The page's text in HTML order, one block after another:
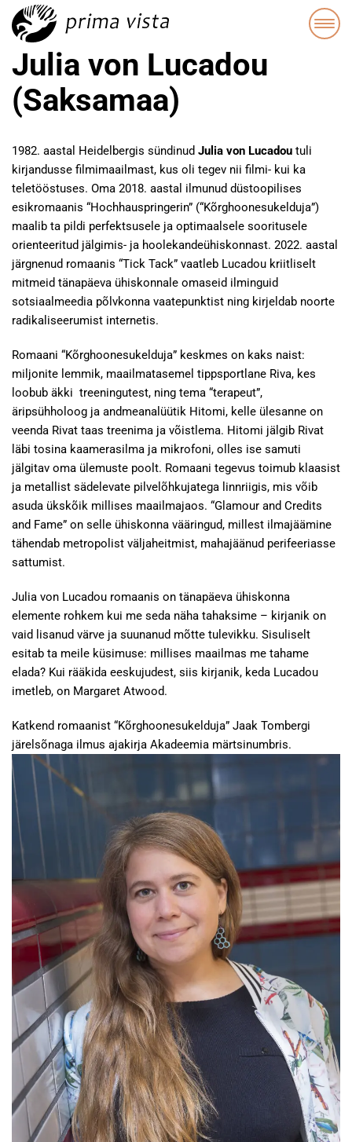
Julia von Lucadou
(Saksamaa)
1982. aastal Heidelbergis sündinud Julia von Lucadou tuli
kirjandusse filmimaailmast, kus oli tegev nii filmi- kui ka
teletööstuses. Oma 2018. aastal ilmunud düstoopilises
esikromaanis “Hochhauspringerin” (“Kõrghoonesukelduja”)
maalib ta pildi perfektsusele ja optimaalsele sooritusele
orienteeritud jälgimis- ja hoolekandeühiskonnast. 2022. aastal
järgnenud romaanis “Tick Tack” vaatleb Lucadou kriitliselt
mitmeid tänapäeva ühiskonnale omaseid ilminguid
sotsiaalmeedia põlvkonna vaatepunktist ning kirjeldab noorte
radikaliseerumist internetis.
Romaani “Kõrghoonesukelduja” keskmes on kaks naist:
miljonite lemmik, maailmatasemel tippsportlane Riva, kes
loobub äkki treeningutest, ning tema “terapeut”,
äripsühholoog ja andmeanalüütik Hitomi, kelle ülesanne on
veenda Rivat taas treenima ja võistlema. Hitomi jälgib Rivat
läbi tosina kaamerasilma ja mikrofoni, olles ise samuti
jälgitav oma ülemuste poolt. Romaani tegevus toimub klaasist
ja metallist sädelevate pilvelõhkujatega linnriigis, mis võib
asuda ükskõik millises maailmajaos. “Glamour and Credits
and Fame” on selle ühiskonna vääringud, millest ilmajäämine
tähendab metropolist väljaheitmist, mahajäänud perifeeriasse
sattumist.
Julia von Lucadou romaanis on tänapäeva ühiskonna
elemente rohkem kui me seda näha tahaksime – kirjanik on
vaid lisanud värve ja suunanud mõtte tulevikku. Sisuliselt
esitab ta meile küsimuse: millises maailmas me tahame
elada? Kui rääkida eeskujudest, siis kirjanik, keda Lucadou
imetleb, on Margaret Atwood.
Katkend romaanist “Kõrghoonesukelduja” Jaak Tombergi
järelsõnaga ilmus ajakirja Akadeemia märtsinumbris.